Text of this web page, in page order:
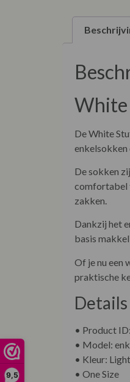
9,5
White
De White
enkelsokken
De sokken
comfortabel
zakken.
Dankzij het
basis
Of je nu een
praktische
• Product
• Model:
• Kleur:
• One Size